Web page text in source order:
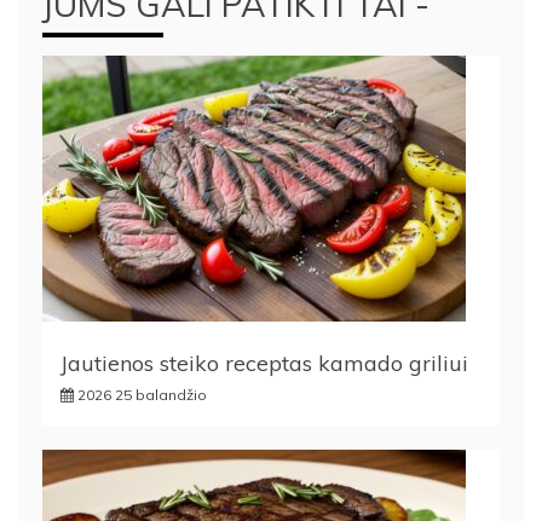
Jautienos steiko receptas kamado griliui
2026 25 balandžio